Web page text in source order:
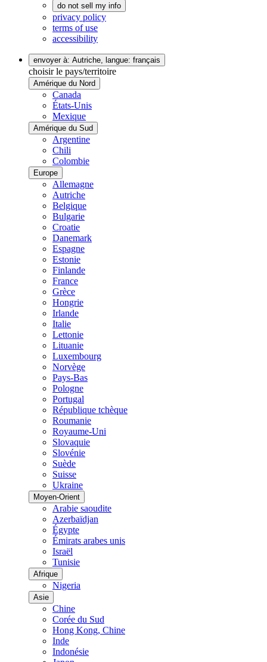
do not sell my info
privacy policy
terms of use
accessibility
envoyer à: Autriche, langue: français
choisir le pays/territoire
Amérique du Nord
Canada
États-Unis
Mexique
Amérique du Sud
Argentine
Chili
Colombie
Europe
Allemagne
Autriche
Belgique
Bulgarie
Croatie
Danemark
Espagne
Estonie
Finlande
France
Grèce
Hongrie
Irlande
Italie
Lettonie
Lituanie
Luxembourg
Norvège
Pays-Bas
Pologne
Portugal
République tchèque
Roumanie
Royaume-Uni
Slovaquie
Slovénie
Suède
Suisse
Ukraine
Moyen-Orient
Arabie saoudite
Azerbaïdjan
Égypte
Émirats arabes unis
Israël
Tunisie
Afrique
Nigeria
Asie
Chine
Corée du Sud
Hong Kong, Chine
Inde
Indonésie